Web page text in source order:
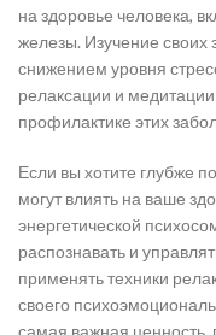
на здоровье человека,
железы. Изучение своих
снижением уровня
релаксации и
профилактике этих
Если вы хотите глубже
могут влиять на ваше
энергетической
распознавать и
применять техники
своего
самая важная ценность,